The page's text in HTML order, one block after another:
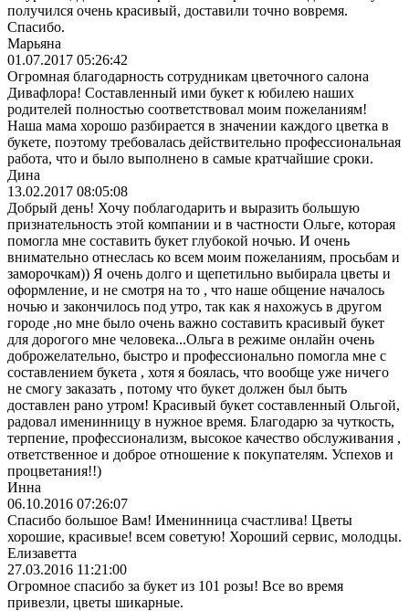
получился очень красивый, доставили точно вовремя.
Спасибо.
Марьяна
01.07.2017 05:26:42
Огромная благодарность сотрудникам цветочного салона
Дивафлора! Составленный ими букет к юбилею наших
родителей полностью соответствовал моим пожеланиям!
Наша мама хорошо разбирается в значении каждого цветка в
букете, поэтому требовалась действительно профессиональная
работа, что и было выполнено в самые кратчайшие сроки.
Дина
13.02.2017 08:05:08
Добрый день! Хочу поблагодарить и выразить большую
признательность этой компании и в частности Ольге, которая
помогла мне составить букет глубокой ночью. И очень
внимательно отнеслась ко всем моим пожеланиям, просьбам и
заморочкам)) Я очень долго и щепетильно выбирала цветы и
оформление, и не смотря на то , что наше общение началось
ночью и закончилось под утро, так как я нахожусь в другом
городе ,но мне было очень важно составить красивый букет
для дорогого мне человека...Ольга в режиме онлайн очень
доброжелательно, быстро и профессионально помогла мне с
составлением букета , хотя я боялась, что вообще уже ничего
не смогу заказать , потому что букет должен был быть
доставлен рано утром! Красивый букет составленный Ольгой,
радовал именинницу в нужное время. Благодарю за чуткость,
терпение, профессионализм, высокое качество обслуживания ,
ответственное и доброе отношение к покупателям. Успехов и
процветания!!)
Инна
06.10.2016 07:26:07
Спасибо большое Вам! Именинница счастлива! Цветы
хорошие, красивые! всем советую! Хороший сервис, молодцы.
Елизаветта
27.03.2016 11:21:00
Огромное спасибо за букет из 101 розы! Все во время
привезли, цветы шикарные.